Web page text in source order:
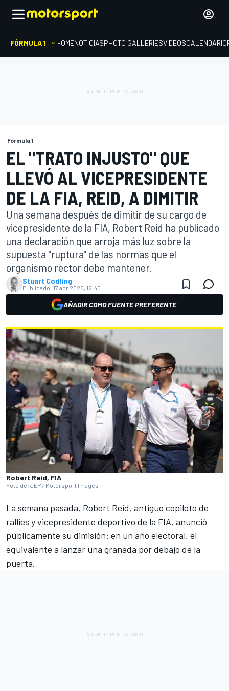
FÓRMULA 1 HOMENOTICIASPHOTO GALLERIESVIDEOSCALENDARIO
Fórmula 1
EL "TRATO INJUSTO" QUE
LLEVÓ AL VICEPRESIDENTE
DE LA FIA, REID, A DIMITIR
Una semana después de dimitir de su cargo de
vicepresidente de la FIA, Robert Reid ha publicado
una declaración que arroja más luz sobre la
supuesta "ruptura" de las normas que el
organismo rector debe mantener.
Stuart Codling
Publicado: 17 abr 2025, 12:40
AÑADIR COMO FUENTE PREFERENTE
Robert Reid, FIA
Foto de: JEP / Motorsport Images
La semana pasada, Robert Reid, antiguo copiloto de
rallies y vicepresidente deportivo de la FIA, anunció
públicamente su dimisión: en un año electoral, el
equivalente a lanzar una granada por debajo de la
puerta.